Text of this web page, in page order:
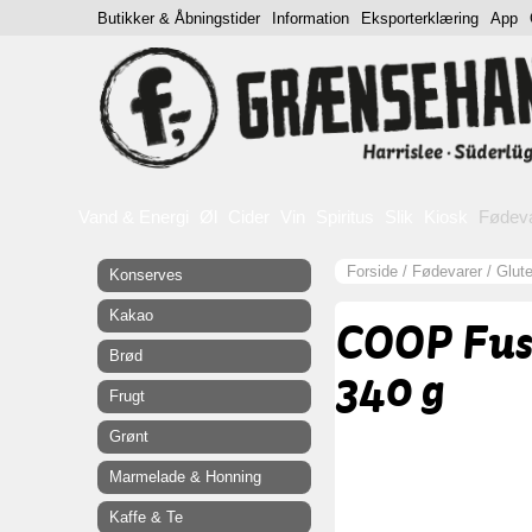
Forside / Fødevarer /
COOP
340 g
Konserves
Kakao
Brød
Frugt
Grønt
Marmelade & Honning
Kaffe & Te
Butikker & Åbningstider Information Eksporterklæring App